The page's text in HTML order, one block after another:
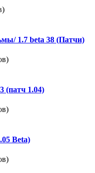
1.7 beta 38 (Патчи)
(патч 1.04)
Beta)